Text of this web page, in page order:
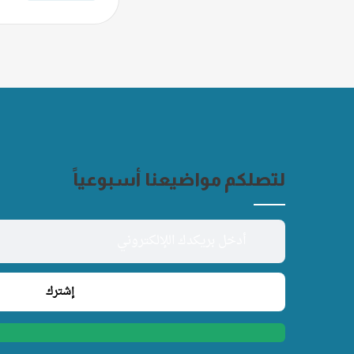
لتصلكم مواضيعنا أسبوعياً